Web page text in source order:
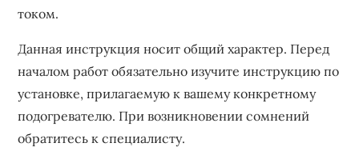
током.
Данная инструкция носит общий характер. Перед
началом работ обязательно изучите инструкцию по
установке, прилагаемую к вашему конкретному
подогревателю. При возникновении сомнений
обратитесь к специалисту.